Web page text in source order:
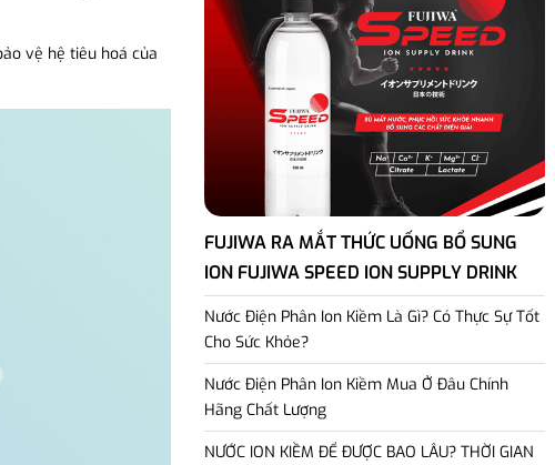
vệ hệ tiêu hoá của
FUJIWA RA MẮT THỨC UỐNG BỔ SUNG
ION FUJIWA SPEED ION SUPPLY DRINK
Nước Điện Phân Ion Kiềm Là Gì? Có Thực Sự Tốt
Cho Sức Khỏe?
Nước Điện Phân Ion Kiềm Mua Ở Đâu Chính
Hãng Chất Lượng
NƯỚC ION KIỀM ĐỂ ĐƯỢC BAO LÂU? THỜI GIAN